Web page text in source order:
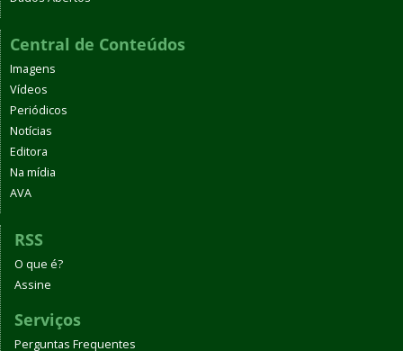
Central de Conteúdos
Imagens
Vídeos
Periódicos
Notícias
Editora
Na mídia
AVA
RSS
O que é?
Assine
Serviços
Perguntas Frequentes